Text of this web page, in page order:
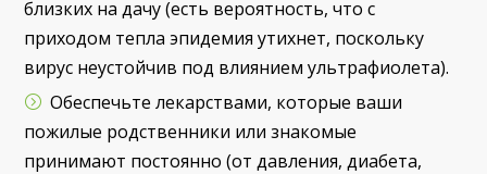
близких на дачу (есть вероятность, что с
приходом тепла эпидемия утихнет, поскольку
вирус неустойчив под влиянием ультрафиолета).
Обеспечьте лекарствами, которые ваши
пожилые родственники или знакомые
принимают постоянно (от давления, диабета,